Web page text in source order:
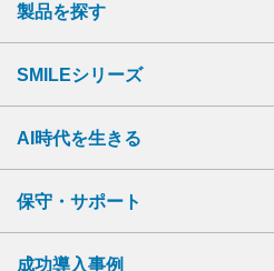
製品を探す
SMILEシリーズ
AI時代を生きる
保守・サポート
成功導入事例